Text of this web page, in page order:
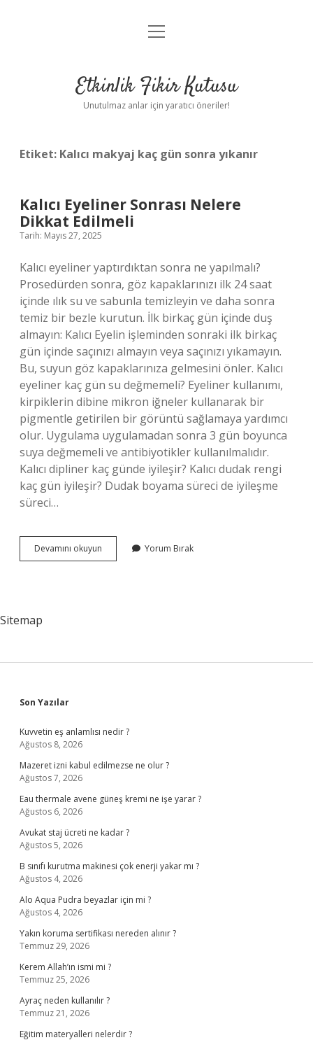
Anasayfa
Yasal Uyarı
menüyü
Etkinlik Fikir Kutusu
Unutulmaz anlar için yaratıcı öneriler!
Etiket: Kalıcı makyaj kaç gün sonra yıkanır
Kalıcı Eyeliner Sonrası Nelere
Dikkat Edilmeli
Tarih: Mayıs 27, 2025
Kalıcı eyeliner yaptırdıktan sonra ne yapılmalı?
Prosedürden sonra, göz kapaklarınızı ilk 24 saat
içinde ılık su ve sabunla temizleyin ve daha sonra
temiz bir bezle kurutun. İlk birkaç gün içinde duş
almayın: Kalıcı Eyelin işleminden sonraki ilk birkaç
gün içinde saçınızı almayın veya saçınızı yıkamayın.
Bu, suyun göz kapaklarınıza gelmesini önler. Kalıcı
eyeliner kaç gün su değmemeli? Eyeliner kullanımı,
kirpiklerin dibine mikron iğneler kullanarak bir
pigmentle getirilen bir görüntü sağlamaya yardımcı
olur. Uygulama uygulamadan sonra 3 gün boyunca
suya değmemeli ve antibiyotikler kullanılmalıdır.
Kalıcı dipliner kaç günde iyileşir? Kalıcı dudak rengi
kaç gün iyileşir? Dudak boyama süreci de iyileşme
süreci…
Devamını okuyun
Eyeliner
Yorum Bırak
Sitemap
Sidebar
Son Yazılar
Kuvvetin eş anlamlısı nedir ?
Ağustos 8, 2026
Mazeret izni kabul edilmezse ne olur ?
Ağustos 7, 2026
Eau thermale avene güneş kremi ne işe yarar ?
Ağustos 6, 2026
Avukat staj ücreti ne kadar ?
Ağustos 5, 2026
B sınıfı kurutma makinesi çok enerji yakar mı ?
Ağustos 4, 2026
Alo Aqua Pudra beyazlar için mi ?
Ağustos 4, 2026
Yakın koruma sertifikası nereden alınır ?
Temmuz 29, 2026
Kerem Allah’ın ismi mi ?
Temmuz 25, 2026
Ayraç neden kullanılır ?
Temmuz 21, 2026
Eğitim materyalleri nelerdir ?